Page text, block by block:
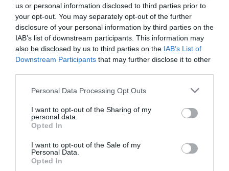
us or personal information disclosed to third parties prior to
your opt-out. You may separately opt-out of the further
disclosure of your personal information by third parties on the
IAB’s list of downstream participants. This information may
also be disclosed by us to third parties on the IAB’s List of
Downstream Participants that may further disclose it to other
Please note that this website/app uses one or more Google
not limited to your visit or usage behaviour. You may click to
grant or deny consent to Google and its third-party tags to
use your data for below specified purposes in below Google
consent section.
Personal Data Processing Opt Outs
I want to opt-out of the Sharing of my
personal data.
Opted In
I want to opt-out of the Sale of my
Personal Data.
Opted In
Λευκό Πύργο
Ο Νετανιάχου απορρίπτει το ειρηνευτικό σχέδιο των ΗΠΑ
για τη Γάζα και ζητά τον αφοπλισμό της Χαμάς
Χακάν Φιντάν: Η λύση των δύο κρατών αποτελεί την
Φωτιά σε χαμηλή βλάστηση στο Κορωπί Αττικής - Ήχησε
Κλείνει τα 88 του χρόνια ο Ότο Ρεχάγκελ: Η ανάρτηση και
Μοτζταμπά Χαμενεΐ: Στη δημοσιότητα το πρώτο βίντεο
που δείχνει ζωντανό τον Ανώτατο Ηγέτη του Ιράν